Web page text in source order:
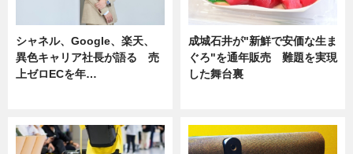
シャネル、Google、楽天、
異色キャリア社長が語る 売
上ゼロECを年…
成城石井が"新鮮で安価な生ま
ぐろ"を通年販売 難題を実現
した舞台裏